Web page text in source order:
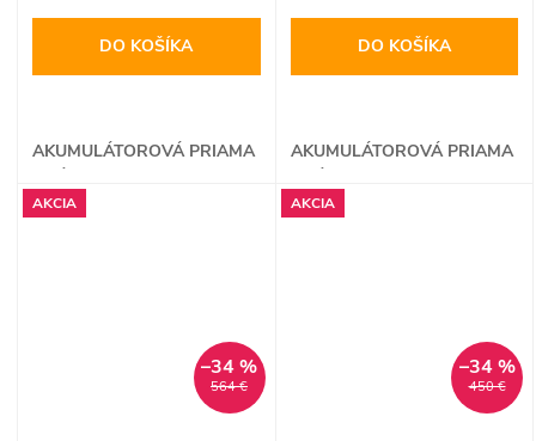
DO KOŠÍKA
AKUMULÁTOROVÁ PRIAMA
DO KOŠÍKA
AKUMULÁTOROVÁ PRIAMA
AKCIA
564 €
–34 %
AKCIA
450 €
–34 %